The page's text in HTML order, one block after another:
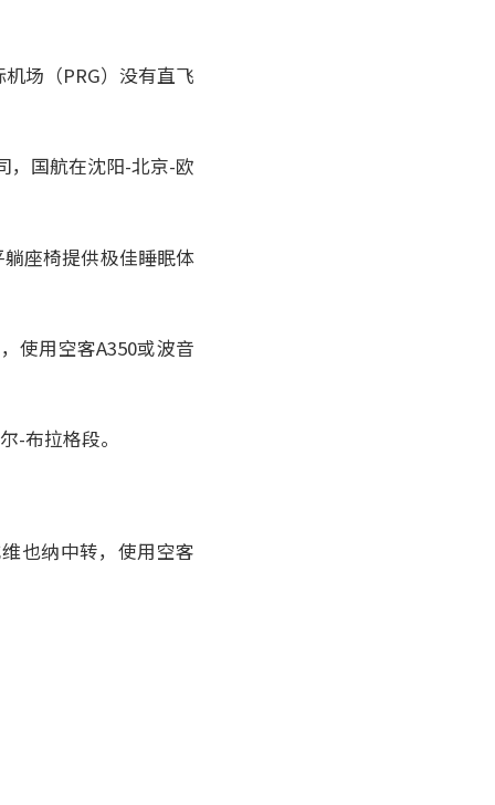
场（PRG）没有直飞
，国航在沈阳-北京-欧
座椅提供极佳睡眠体
使用空客A350或波音
-布拉格段。
也纳中转，使用空客